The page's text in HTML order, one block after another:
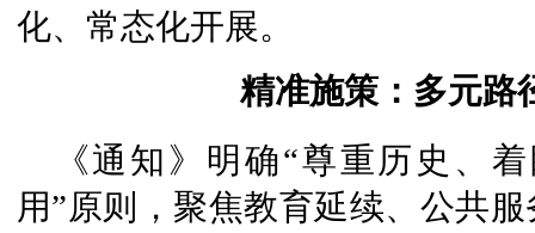
化、常态化开展。
精准施策：多元路
《通知》明确“尊重历史、
用”原则，聚焦教育延续、公共